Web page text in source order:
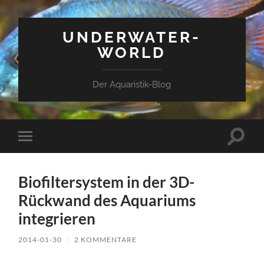
UNDERWATER-
WORLD
Der Aquaristik-Blog
Mobile-
Menü
Biofiltersystem in der 3D-
Rückwand des Aquariums
integrieren
2014-01-30 / 2 KOMMENTARE